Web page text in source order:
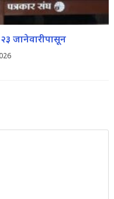
जानेवारीपासून